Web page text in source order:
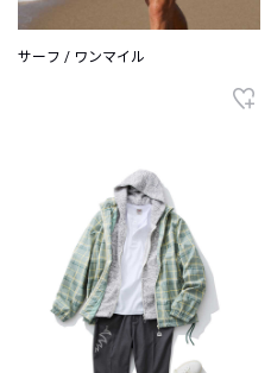
サーフ / ワンマイル